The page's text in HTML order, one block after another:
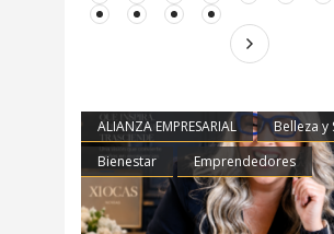
ALIANZA EMPRESARIAL
Belleza y
Bienestar
Emprendedores